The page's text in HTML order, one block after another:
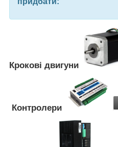
Крокові двигуни
Контролери